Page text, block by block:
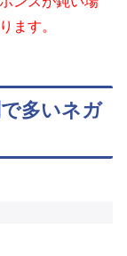
ます。
多いネガ